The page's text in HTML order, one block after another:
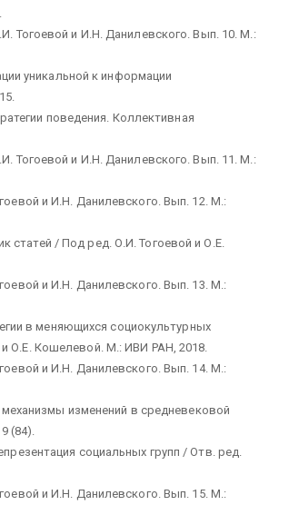
Тогоевой и И.Н. Данилевского. Вып. 10. М.:
уникальной к информации
поведения. Коллективная
Тогоевой и И.Н. Данилевского. Вып. 11. М.:
и И.Н. Данилевского. Вып. 12. М.:
статей / Под ред. О.И. Тогоевой и О.Е.
и И.Н. Данилевского. Вып. 13. М.:
в меняющихся социокультурных
О.Е. Кошелевой. М.: ИВИ РАН, 2018.
и И.Н. Данилевского. Вып. 14. М.:
изменений в средневековой
(84).
социальных групп / Отв. ред.
и И.Н. Данилевского. Вып. 15. М.: